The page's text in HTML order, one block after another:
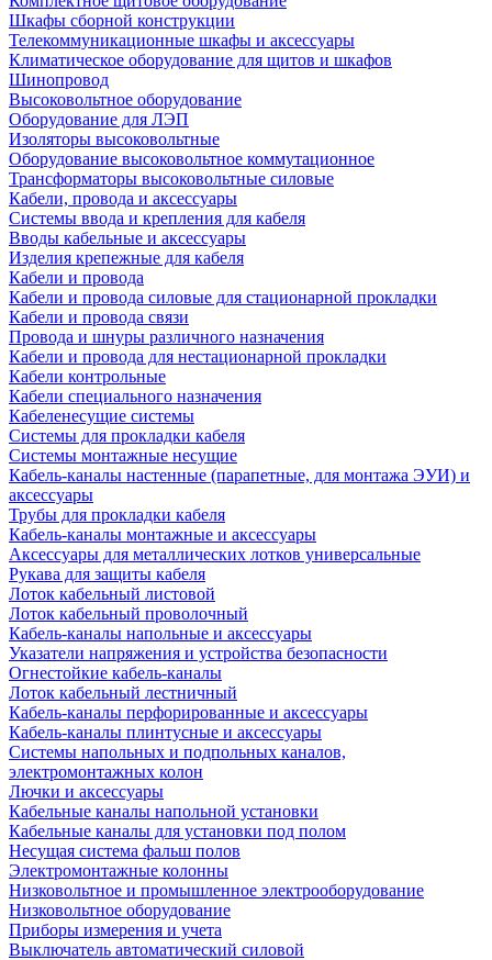
Шкафы сборной конструкции
Телекоммуникационные шкафы и аксессуары
Климатическое оборудование для щитов и шкафов
Шинопровод
Высоковольтное оборудование
Оборудование для ЛЭП
Изоляторы высоковольтные
Оборудование высоковольтное коммутационное
Трансформаторы высоковольтные силовые
Кабели, провода и аксессуары
Системы ввода и крепления для кабеля
Вводы кабельные и аксессуары
Изделия крепежные для кабеля
Кабели и провода
Кабели и провода силовые для стационарной прокладки
Кабели и провода связи
Провода и шнуры различного назначения
Кабели и провода для нестационарной прокладки
Кабели контрольные
Кабели специального назначения
Кабеленесущие системы
Системы для прокладки кабеля
Системы монтажные несущие
Кабель-каналы настенные (парапетные, для монтажа ЭУИ) и
аксессуары
Трубы для прокладки кабеля
Кабель-каналы монтажные и аксессуары
Аксессуары для металлических лотков универсальные
Рукава для защиты кабеля
Лоток кабельный листовой
Лоток кабельный проволочный
Кабель-каналы напольные и аксессуары
Указатели напряжения и устройства безопасности
Огнестойкие кабель-каналы
Лоток кабельный лестничный
Кабель-каналы перфорированные и аксессуары
Кабель-каналы плинтусные и аксессуары
Системы напольных и подпольных каналов,
электромонтажных колон
Лючки и аксессуары
Кабельные каналы напольной установки
Кабельные каналы для установки под полом
Несущая система фальш полов
Электромонтажные колонны
Низковольтное и промышленное электрооборудование
Низковольтное оборудование
Приборы измерения и учета
Выключатель автоматический силовой